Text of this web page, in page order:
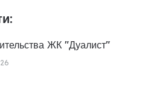
ЖК "Дуалист"